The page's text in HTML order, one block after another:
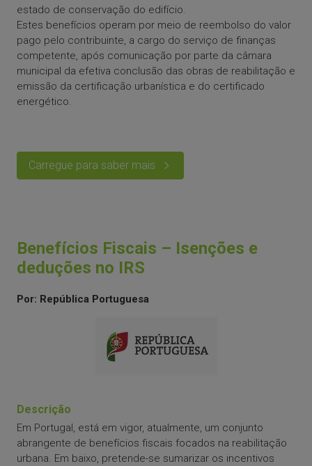
estado de conservação do edifício.
Estes benefícios operam por meio de reembolso do valor
pago pelo contribuinte, a cargo do serviço de finanças
competente, após comunicação por parte da câmara
municipal da efetiva conclusão das obras de reabilitação e
emissão da certificação urbanística e do certificado
energético.
Carregue para saber mais
Benefícios Fiscais – Isenções e
deduções no IRS
Por: República Portuguesa
Descrição
Em Portugal, está em vigor, atualmente, um conjunto
abrangente de benefícios fiscais focados na reabilitação
urbana. Em baixo, pretende-se sumarizar os incentivos